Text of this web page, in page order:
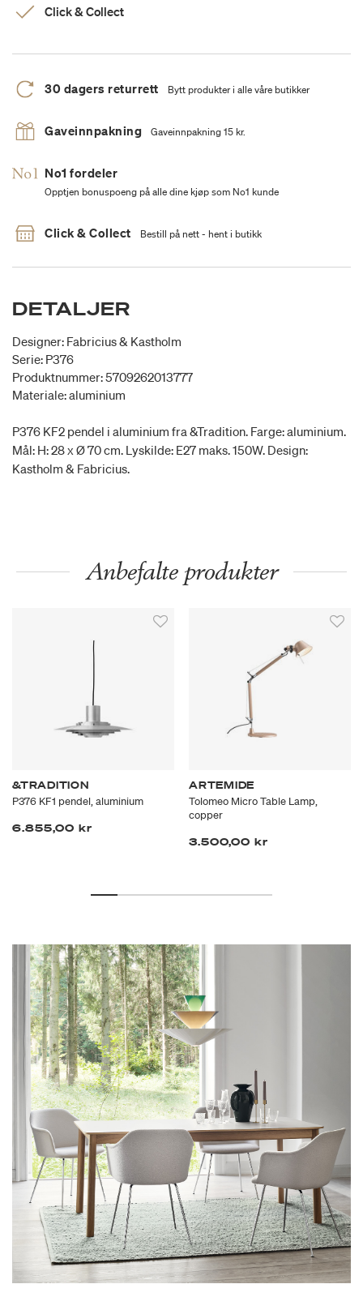
Click & Collect
30 dagers returrett Bytt produkter i alle våre butikker
Gaveinnpakning Gaveinnpakning 15 kr.
No1 fordeler
Opptjen bonuspoeng på alle dine kjøp som No1 kunde
Click & Collect Bestill på nett - hent i butikk
DETALJER
Designer: Fabricius & Kastholm
Serie: P376
Produktnummer: 5709262013777
Materiale: aluminium
P376 KF2 pendel i aluminium fra &Tradition. Farge: aluminium.
Mål: H: 28 x Ø 70 cm. Lyskilde: E27 maks. 150W. Design:
Kastholm & Fabricius.
Anbefalte produkter
&TRADITION
P376 KF1 pendel, aluminium
6.855,00 kr
ARTEMIDE
Tolomeo Micro Table Lamp,
copper
3.500,00 kr